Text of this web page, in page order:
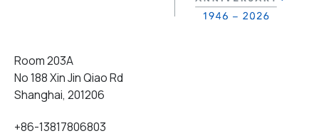
Room 203A
No 188 Xin Jin Qiao Rd
Shanghai, 201206
+86-13817806803